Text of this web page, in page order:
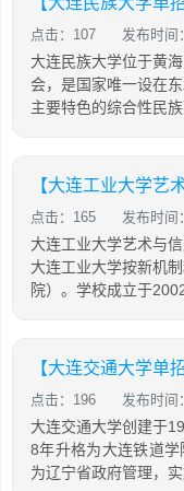
点击：107 发布时间
大连民族大学位于黄
会，是国家唯一设在
主要特色的综合性民
点击：165 发布时间
大连工业大学艺术与
大连工业大学按新机
院）。学校成立于
点击：196 发布时间
大连交通大学创建于
8年升格为大连铁道
为辽宁省政府管理，